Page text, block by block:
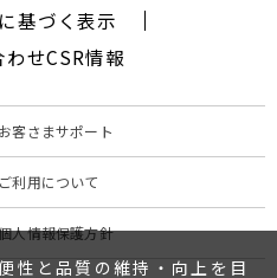
基づく表示
わせCSR情報
お客さまサポート
ご利用について
人情報保護方針
性と品質の維持・向上を目